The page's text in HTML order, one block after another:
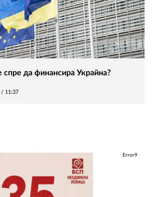
спре да финансира Украйна?
/ 11:37
Error9